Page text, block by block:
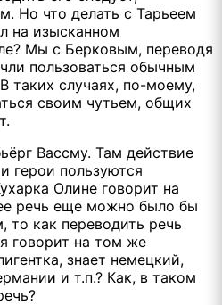
Но что делать с Тарьеем
на изысканном
Мы с Берковым, переводя
пользоваться обычным
таких случаях, по-моему,
своим чутьем, общих
Вассму. Там действие
герои пользуются
Олине говорит на
речь еще можно было бы
то как переводить речь
говорит на том же
знает немецкий,
и т.п.? Как, в таком